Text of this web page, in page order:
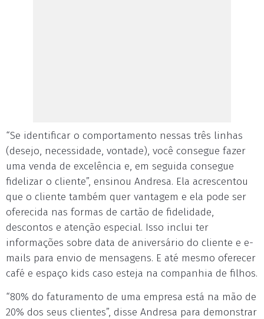
“Se identificar o comportamento nessas três linhas
(desejo, necessidade, vontade), você consegue fazer
uma venda de excelência e, em seguida consegue
fidelizar o cliente”, ensinou Andresa. Ela acrescentou
que o cliente também quer vantagem e ela pode ser
oferecida nas formas de cartão de fidelidade,
descontos e atenção especial. Isso inclui ter
informações sobre data de aniversário do cliente e e-
mails para envio de mensagens. E até mesmo oferecer
café e espaço kids caso esteja na companhia de filhos.
“80% do faturamento de uma empresa está na mão de
20% dos seus clientes”, disse Andresa para demonstrar